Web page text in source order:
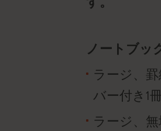
ノートブッ
ラージ、
バー付き1
ラージ、